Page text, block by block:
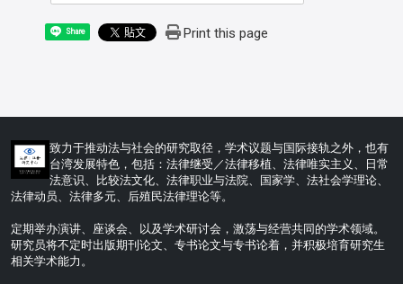
Share Print this page
致力于推动法与社会的研究取径，学术议题与国际接轨之外，也有
台湾发展特色，包括：法律继受／法律移植、法律唯实主义、日常
法意识、比较法文化、法律职业与法院、国家学、法社会学理论、
法律动员、法律多元、后殖民法律理论等。
定期举办演讲、座谈会、以及学术研讨会，激荡与经营共同的学术领域。
研究员将不定时出版期刊论文、专书论文与专书论着，并积极培育研究生
相关学术能力。